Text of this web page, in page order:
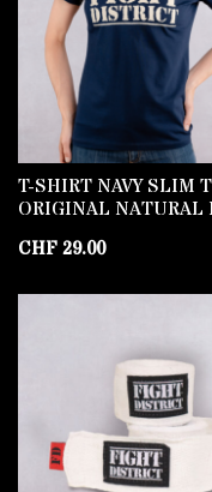
T-SHIRT NAVY SLIM
ORIGINAL NATURAL
CHF29.00